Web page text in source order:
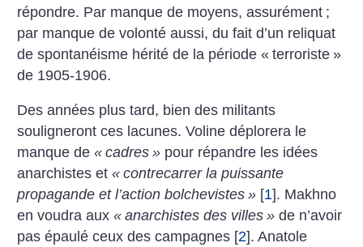
répondre. Par manque de moyens, assurément ;
par manque de volonté aussi, du fait d’un reliquat
de spontanéisme hérité de la période « terroriste »
de 1905-1906.
Des années plus tard, bien des militants
souligneront ces lacunes. Voline déplorera le
manque de« cadres » pour répandre les idées
anarchistes et« contrecarrer la puissante
propagande et l’action bolchevistes » [1]. Makhno
en voudra aux« anarchistes des villes » de n’avoir
pas épaulé ceux des campagnes [2]. Anatole